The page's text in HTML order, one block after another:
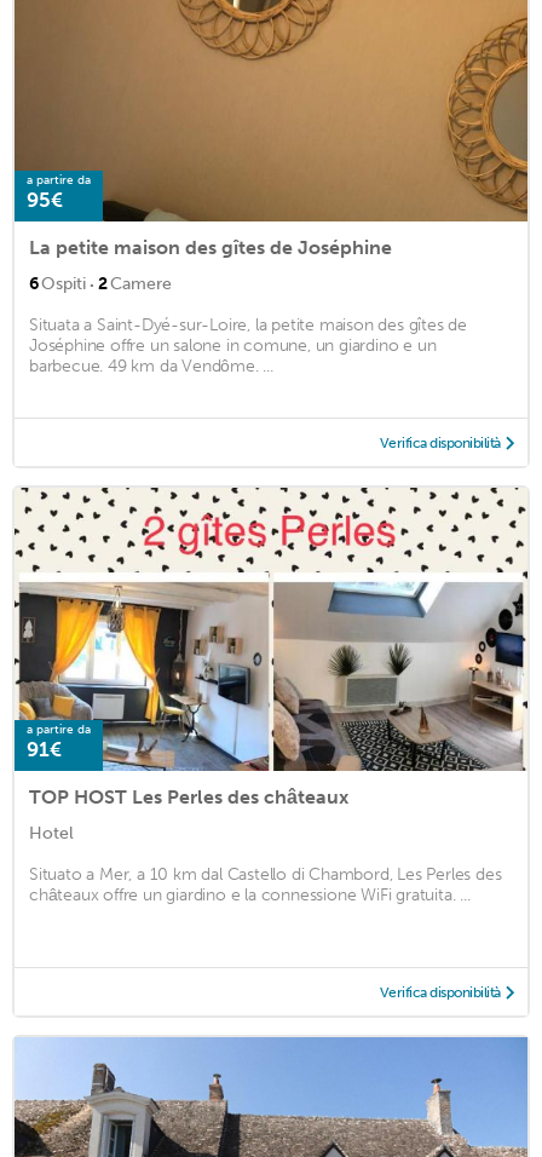
a partire da
95€
La petite maison des gîtes de Joséphine
6Ospiti · 2Camere
Situata a Saint-Dyé-sur-Loire, la petite maison des gîtes de
Joséphine offre un salone in comune, un giardino e un
barbecue. 49 km da Vendôme. ...
Verifica disponibilità
a partire da
91€
TOP HOST Les Perles des châteaux
Hotel
Situato a Mer, a 10 km dal Castello di Chambord, Les Perles des
châteaux offre un giardino e la connessione WiFi gratuita. ...
Verifica disponibilità